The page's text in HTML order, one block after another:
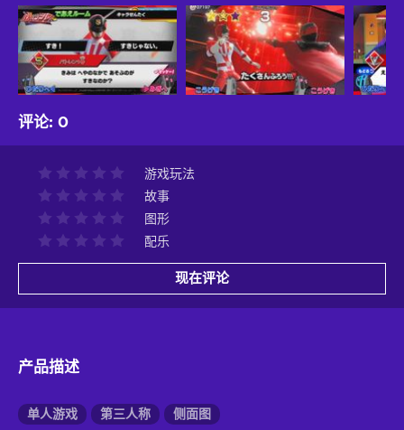
评论: 0
游戏玩法
故事
图形
配乐
现在评论
产品描述
单人游戏 第三人称 侧面图